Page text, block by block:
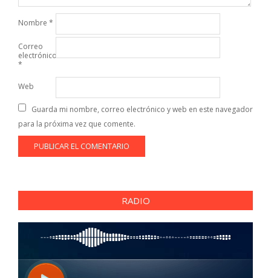
Nombre *
Correo
electrónico
*
Web
Guarda mi nombre, correo electrónico y web en este navegador
para la próxima vez que comente.
RADIO